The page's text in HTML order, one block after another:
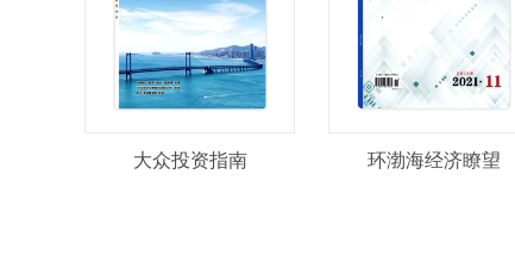
大众投资指南 环渤海经济瞭望